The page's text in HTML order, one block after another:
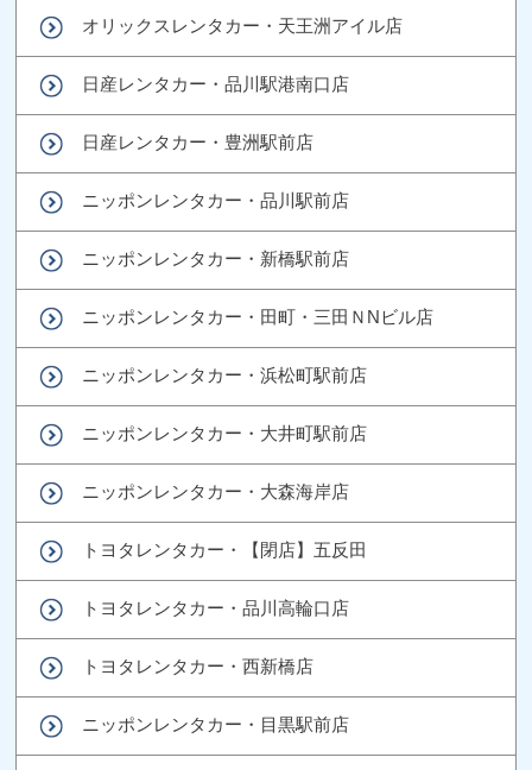
オリックスレンタカー・天王洲アイル店
日産レンタカー・品川駅港南口店
日産レンタカー・豊洲駅前店
ニッポンレンタカー・品川駅前店
ニッポンレンタカー・新橋駅前店
ニッポンレンタカー・田町・三田ＮNビル店
ニッポンレンタカー・浜松町駅前店
ニッポンレンタカー・大井町駅前店
ニッポンレンタカー・大森海岸店
トヨタレンタカー・【閉店】五反田
トヨタレンタカー・品川高輪口店
トヨタレンタカー・西新橋店
ニッポンレンタカー・目黒駅前店